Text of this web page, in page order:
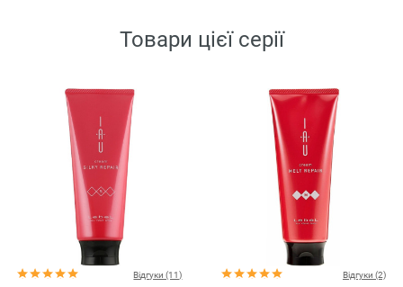
Товари цієї серії
Відгуки (11) Відгуки (2)